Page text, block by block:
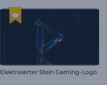
Elektrisierter Stein Gaming-Logo